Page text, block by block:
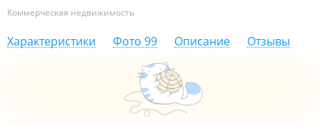
Коммерческая недвижимость
Характеристики Фото 99 Описание Отзывы